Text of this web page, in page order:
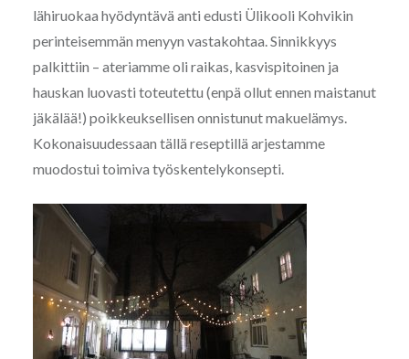
lähiruokaa hyödyntävä anti edusti Ülikooli Kohvikin
perinteisemmän menyyn vastakohtaa. Sinnikkyys
palkittiin – ateriamme oli raikas, kasvispitoinen ja
hauskan luovasti toteutettu (enpä ollut ennen maistanut
jäkälää!) poikkeuksellisen onnistunut makuelämys.
Kokonaisuudessaan tällä reseptillä arjestamme
muodostui toimiva työskentelykonsepti.